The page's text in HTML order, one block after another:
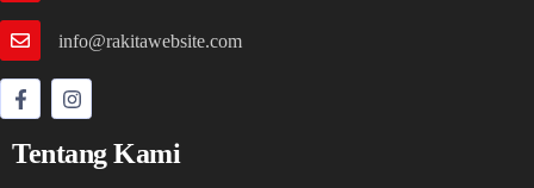
info@rakitawebsite.com
Tentang Kami